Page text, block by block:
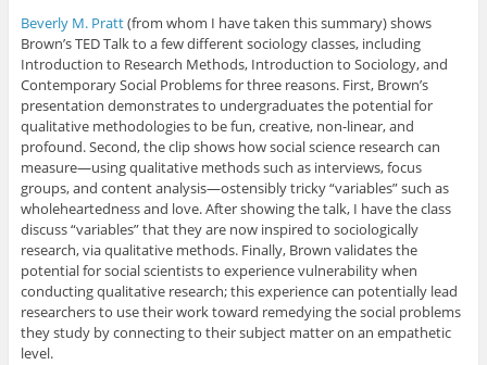
Beverly M. Pratt(from whom I have taken this summary) shows
Brown’s TED Talk to a few different sociology classes, including
Introduction to Research Methods, Introduction to Sociology, and
Contemporary Social Problems for three reasons. First, Brown’s
presentation demonstrates to undergraduates the potential for
qualitative methodologies to be fun, creative, non-linear, and
profound. Second, the clip shows how social science research can
measure—using qualitative methods such as interviews, focus
groups, and content analysis—ostensibly tricky “variables” such as
wholeheartedness and love. After showing the talk, I have the class
discuss “variables” that they are now inspired to sociologically
research, via qualitative methods. Finally, Brown validates the
potential for social scientists to experience vulnerability when
conducting qualitative research; this experience can potentially lead
researchers to use their work toward remedying the social problems
they study by connecting to their subject matter on an empathetic
level.